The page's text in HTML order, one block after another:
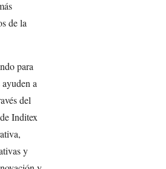
de la
para
a
del
Inditex
y